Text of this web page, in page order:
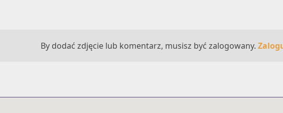
By dodać zdjęcie lub komentarz, musisz być zalogowany.